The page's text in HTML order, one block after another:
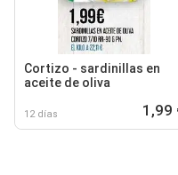
Cortizo - sardinillas en
aceite de oliva
12 días 1,99